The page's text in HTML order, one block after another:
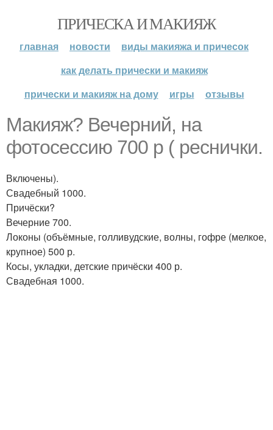
ПРИЧЕСКА И МАКИЯЖ
главная новости
виды макияжа и причесок
как делать прически и макияж
прически и макияж на дому
игры отзывы
Макияж? Вечерний, на
фотосессию 700 р ( реснички.
Включены).
Свадебный 1000.
Причёски?
Вечерние 700.
Локоны (объёмные, голливудские, волны, гофре (мелкое,
крупное) 500 р.
Косы, укладки, детские причёски 400 р.
Свадебная 1000.